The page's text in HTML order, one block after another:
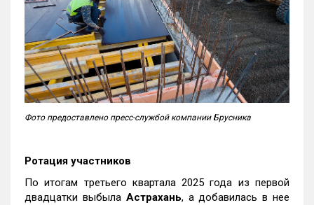
Фото предоставлено пресс-службой компании Брусника
Ротация участников
По итогам третьего квартала 2025 года из первой
двадцатки выбыла Астрахань, а добавилась в нее